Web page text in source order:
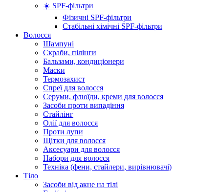
☀️ SPF-фільтри
Фізичні SPF-фільтри
Стабільні хімічні SPF-фільтри
Волосся
Шампуні
Скраби, пілінги
Бальзами, кондиціонери
Маски
Термозахист
Спреї для волосся
Серуми, флюїди, креми для волосся
Засоби проти випадіння
Стайлінг
Олії для волосся
Проти лупи
Щітки для волосся
Аксесуари для волосся
Набори для волосся
Техніка (фени, стайлери, вирівнювачі)
Тіло
Засоби від акне на тілі